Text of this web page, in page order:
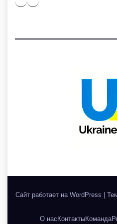
Сайт работает на WordPress |
О нас КонтактыКоманда